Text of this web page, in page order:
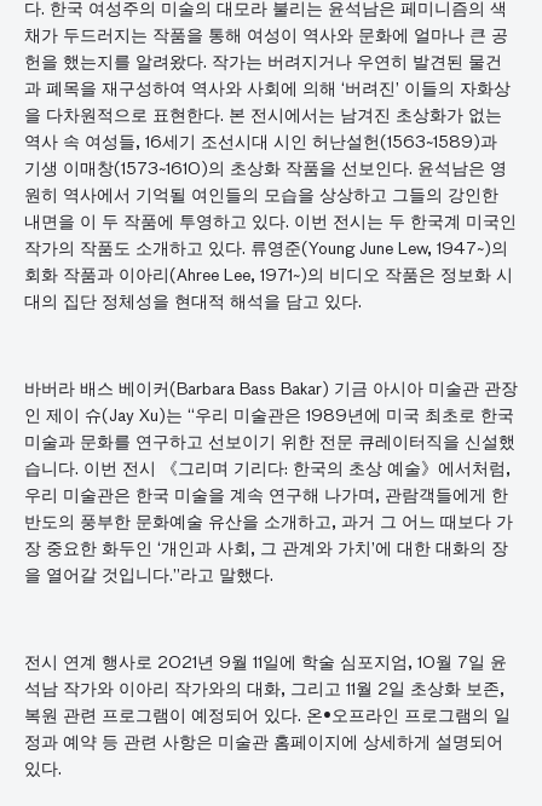
다. 한국 여성주의 미술의 대모라 불리는 윤석남은 페미니즘의 색
채가 두드러지는 작품을 통해 여성이 역사와 문화에 얼마나 큰 공
헌을 했는지를 알려왔다. 작가는 버려지거나 우연히 발견된 물건
과 폐목을 재구성하여 역사와 사회에 의해 ‘버려진’ 이들의 자화상
을 다차원적으로 표현한다. 본 전시에서는 남겨진 초상화가 없는
역사 속 여성들, 16세기 조선시대 시인 허난설헌(1563~1589)과
기생 이매창(1573~1610)의 초상화 작품을 선보인다. 윤석남은 영
원히 역사에서 기억될 여인들의 모습을 상상하고 그들의 강인한
내면을 이 두 작품에 투영하고 있다. 이번 전시는 두 한국계 미국인
작가의 작품도 소개하고 있다. 류영준(Young June Lew, 1947~)의
회화 작품과 이아리(Ahree Lee, 1971~)의 비디오 작품은 정보화 시
대의 집단 정체성을 현대적 해석을 담고 있다.
바버라 배스 베이커(Barbara Bass Bakar) 기금 아시아 미술관 관장
인 제이 슈(Jay Xu)는 “우리 미술관은 1989년에 미국 최초로 한국
미술과 문화를 연구하고 선보이기 위한 전문 큐레이터직을 신설했
습니다. 이번 전시 《그리며 기리다: 한국의 초상 예술》에서처럼,
우리 미술관은 한국 미술을 계속 연구해 나가며, 관람객들에게 한
반도의 풍부한 문화예술 유산을 소개하고, 과거 그 어느 때보다 가
장 중요한 화두인 ‘개인과 사회, 그 관계와 가치’에 대한 대화의 장
을 열어갈 것입니다.”라고 말했다.
전시 연계 행사로 2021년 9월 11일에 학술 심포지엄, 10월 7일 윤
석남 작가와 이아리 작가와의 대화, 그리고 11월 2일 초상화 보존,
복원 관련 프로그램이 예정되어 있다. 온∙오프라인 프로그램의 일
정과 예약 등 관련 사항은 미술관 홈페이지에 상세하게 설명되어
있다.